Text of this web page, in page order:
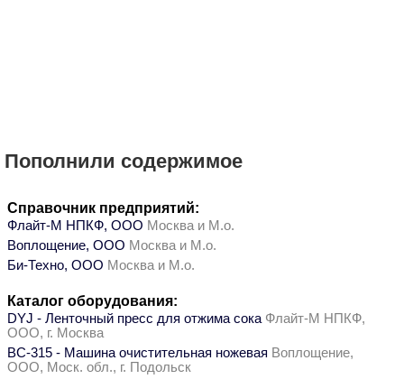
Пополнили содержимое
Справочник предприятий:
Флайт-М НПКФ, ООО Москва и М.о.
Воплощение, ООО Москва и М.о.
Би-Техно, ООО Москва и М.о.
Каталог оборудования:
DYJ - Ленточный пресс для отжима сока Флайт-М НПКФ,
ООО, г. Москва
ВС-315 - Машина очистительная ножевая Воплощение,
ООО, Моск. обл., г. Подольск